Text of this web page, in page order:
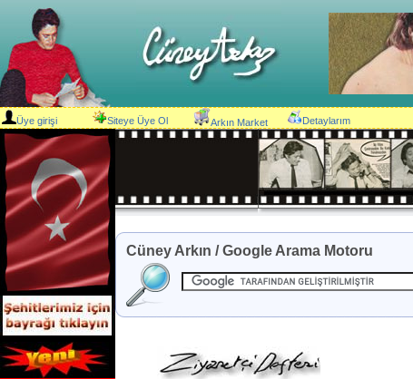
Üye girişi Siteye Üye Ol Arkın Market Detaylarım
Cüney Arkın / Google Arama Motoru